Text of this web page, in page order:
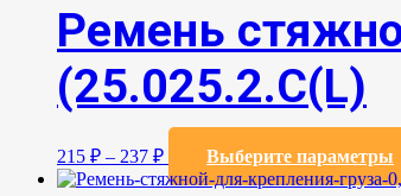
Ремень
(25.025.2.С(L)
215 ₽ – 237 ₽ Выберите параметры